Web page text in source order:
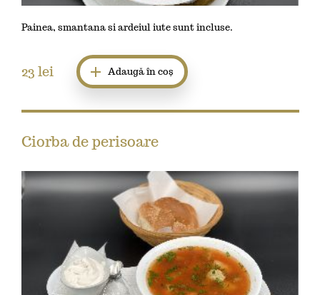
Painea, smantana si ardeiul iute sunt incluse.
23 lei Adaugă în coș
Ciorba de perisoare